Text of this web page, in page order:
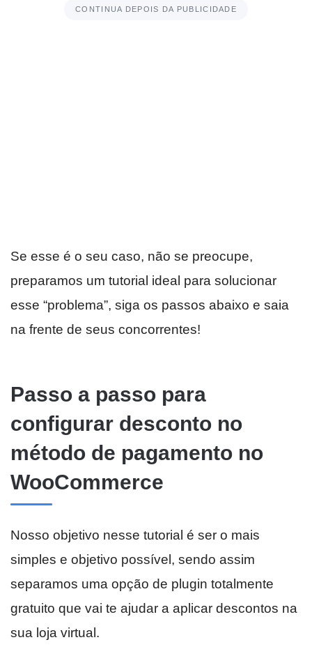
CONTINUA DEPOIS DA PUBLICIDADE
Se esse é o seu caso, não se preocupe,
preparamos um tutorial ideal para solucionar
esse “problema”, siga os passos abaixo e saia
na frente de seus concorrentes!
Passo a passo para
configurar desconto no
método de pagamento no
WooCommerce
Nosso objetivo nesse tutorial é ser o mais
simples e objetivo possível, sendo assim
separamos uma opção de plugin totalmente
gratuito que vai te ajudar a aplicar descontos na
sua loja virtual.